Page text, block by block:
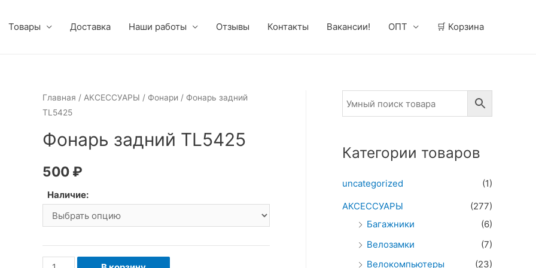
Товары Доставка Наши работы Отзывы Контакты Вакансии! ОПТ 🛒 Корзина
Главная / АКСЕССУАРЫ / Фонари / Фонарь задний
TL5425
Фонарь задний TL5425
500 ₽
Наличие:
Количество
Категории товаров
uncategorized
(1)
АКСЕССУАРЫ
(277)
Багажники
(6)
Велозамки
(7)
Велокомпьютеры
(23)